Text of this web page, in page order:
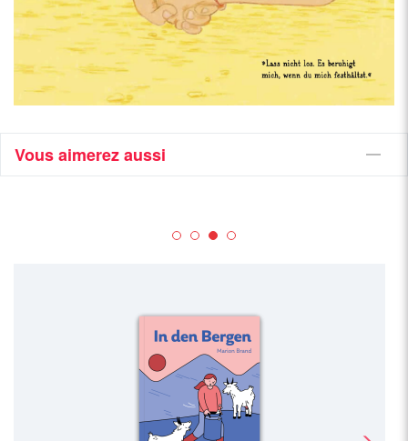
Vous aimerez aussi